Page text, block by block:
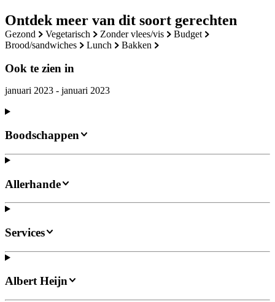
Ontdek meer van dit soort gerechten
gezond vegetarisch zonder vlees/vis
budget
brood/sandwiches
lunch bakken
Ook te zien in
januari 2023 - januari 2023
Boodschappen
Allerhande
Services
Albert Heijn